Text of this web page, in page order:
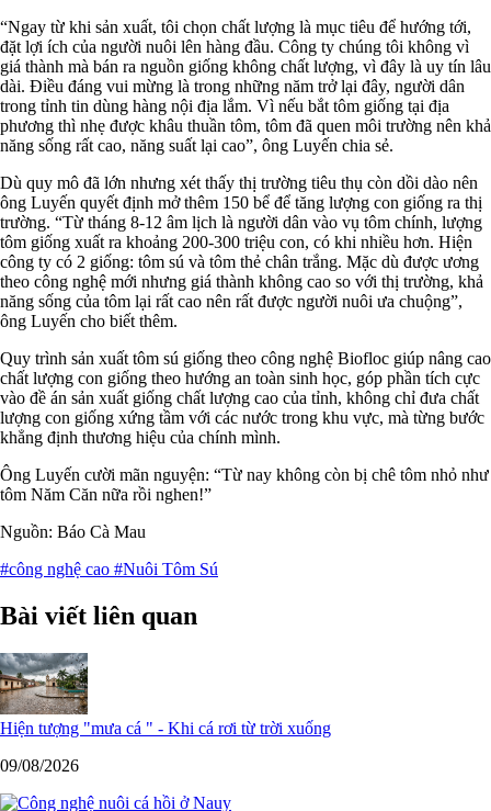
“Ngay từ khi sản xuất, tôi chọn chất lượng là mục tiêu để hướng tới,
đặt lợi ích của người nuôi lên hàng đầu. Công ty chúng tôi không vì
giá thành mà bán ra nguồn giống không chất lượng, vì đây là uy tín lâu
dài. Ðiều đáng vui mừng là trong những năm trở lại đây, người dân
trong tỉnh tin dùng hàng nội địa lắm. Vì nếu bắt tôm giống tại địa
phương thì nhẹ được khâu thuần tôm, tôm đã quen môi trường nên khả
năng sống rất cao, năng suất lại cao”, ông Luyến chia sẻ.
Dù quy mô đã lớn nhưng xét thấy thị trường tiêu thụ còn dồi dào nên
ông Luyến quyết định mở thêm 150 bể để tăng lượng con giống ra thị
trường. “Từ tháng 8-12 âm lịch là người dân vào vụ tôm chính, lượng
tôm giống xuất ra khoảng 200-300 triệu con, có khi nhiều hơn. Hiện
công ty có 2 giống: tôm sú và tôm thẻ chân trắng. Mặc dù được ương
theo công nghệ mới nhưng giá thành không cao so với thị trường, khả
năng sống của tôm lại rất cao nên rất được người nuôi ưa chuộng”,
ông Luyến cho biết thêm.
Quy trình sản xuất tôm sú giống theo công nghệ Biofloc giúp nâng cao
chất lượng con giống theo hướng an toàn sinh học, góp phần tích cực
vào đề án sản xuất giống chất lượng cao của tỉnh, không chỉ đưa chất
lượng con giống xứng tầm với các nước trong khu vực, mà từng bước
khẳng định thương hiệu của chính mình.
Ông Luyến cười mãn nguyện: “Từ nay không còn bị chê tôm nhỏ như
tôm Năm Căn nữa rồi nghen!”
Nguồn: Báo Cà Mau
#công nghệ cao #Nuôi Tôm Sú
Bài viết liên quan
Hiện tượng "mưa cá " - Khi cá rơi từ trời xuống
09/08/2026